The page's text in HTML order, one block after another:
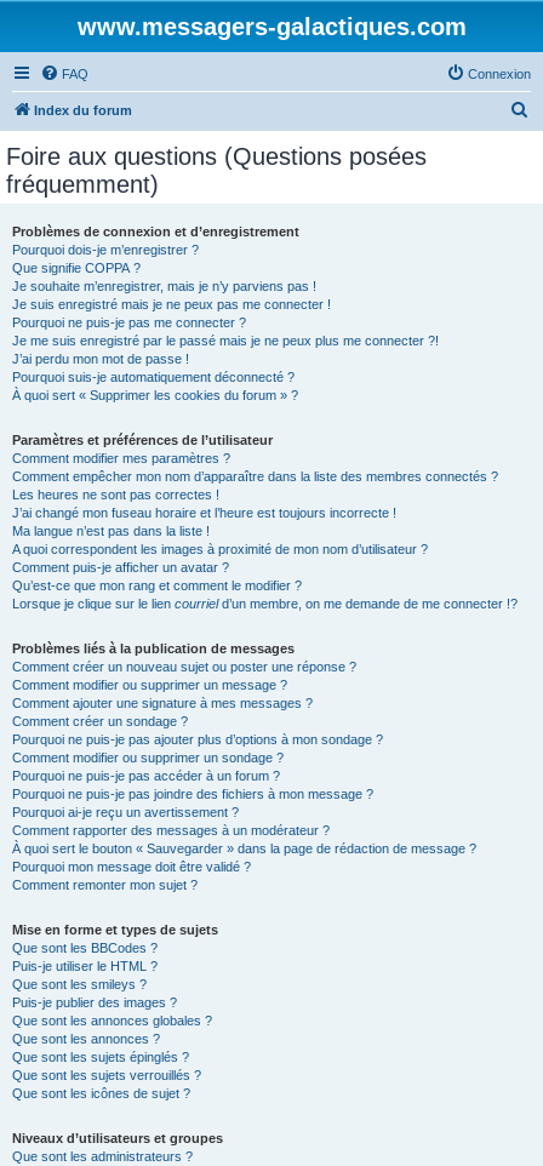
www.messagers-galactiques.com
FAQ Connexion
Index du forum
Foire aux questions (Questions posées
fréquemment)
Problèmes de connexion et d’enregistrement
Pourquoi dois-je m’enregistrer ?
Que signifie COPPA ?
Je souhaite m’enregistrer, mais je n’y parviens pas !
Je suis enregistré mais je ne peux pas me connecter !
Pourquoi ne puis-je pas me connecter ?
Je me suis enregistré par le passé mais je ne peux plus me connecter ?!
J’ai perdu mon mot de passe !
Pourquoi suis-je automatiquement déconnecté ?
À quoi sert « Supprimer les cookies du forum » ?
Paramètres et préférences de l’utilisateur
Comment modifier mes paramètres ?
Comment empêcher mon nom d’apparaître dans la liste des membres connectés ?
Les heures ne sont pas correctes !
J’ai changé mon fuseau horaire et l’heure est toujours incorrecte !
Ma langue n’est pas dans la liste !
A quoi correspondent les images à proximité de mon nom d’utilisateur ?
Comment puis-je afficher un avatar ?
Qu’est-ce que mon rang et comment le modifier ?
Lorsque je clique sur le lien courrield’un membre, on me demande de me connecter !?
Problèmes liés à la publication de messages
Comment créer un nouveau sujet ou poster une réponse ?
Comment modifier ou supprimer un message ?
Comment ajouter une signature à mes messages ?
Comment créer un sondage ?
Pourquoi ne puis-je pas ajouter plus d’options à mon sondage ?
Comment modifier ou supprimer un sondage ?
Pourquoi ne puis-je pas accéder à un forum ?
Pourquoi ne puis-je pas joindre des fichiers à mon message ?
Pourquoi ai-je reçu un avertissement ?
Comment rapporter des messages à un modérateur ?
À quoi sert le bouton « Sauvegarder » dans la page de rédaction de message ?
Pourquoi mon message doit être validé ?
Comment remonter mon sujet ?
Mise en forme et types de sujets
Que sont les BBCodes ?
Puis-je utiliser le HTML ?
Que sont les smileys ?
Puis-je publier des images ?
Que sont les annonces globales ?
Que sont les annonces ?
Que sont les sujets épinglés ?
Que sont les sujets verrouillés ?
Que sont les icônes de sujet ?
Niveaux d’utilisateurs et groupes
Que sont les administrateurs ?